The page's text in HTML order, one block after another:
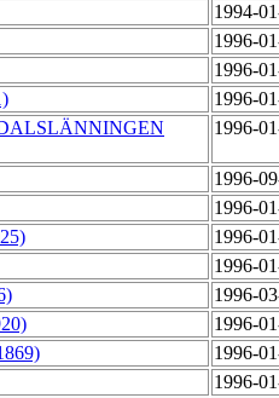
1994-
1996-
1996-
1996-
1996-
1996-
1996-
1996-
1996-
1996-
1996-
1996-
1996-